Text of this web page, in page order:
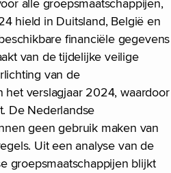
alle groepsmaatschappijen,
hield in Duitsland, België en
financiële gegevens
van de tijdelijke veilige
van de
het verslagjaar 2024, waardoor
De Nederlandse
geen gebruik maken van
Uit een analyse van de
groepsmaatschappijen blijkt